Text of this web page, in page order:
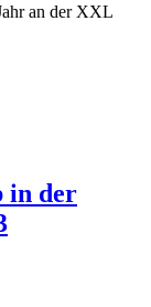
an der XXL
in der